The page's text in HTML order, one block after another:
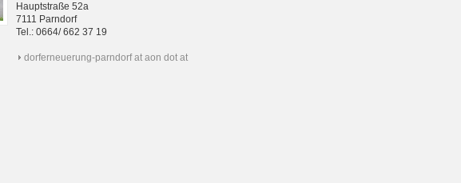
Hauptstraße 52a
7111 Parndorf
Tel.: 0664/ 662 37 19
dorferneuerung-parndorf at aon dot at